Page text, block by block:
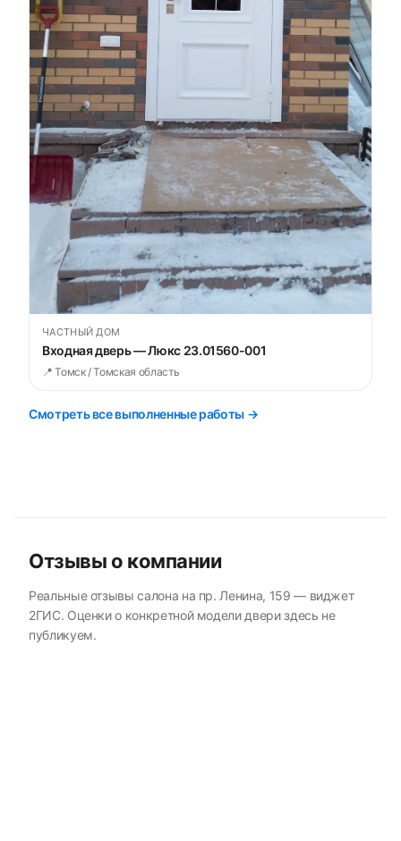
ЧАСТНЫЙ ДОМ
Входная дверь — Люкс 23.01560-001
📍 Томск / Томская область
Смотреть все выполненные работы →
Отзывы о компании
Реальные отзывы салона на пр. Ленина, 159 — виджет
2ГИС. Оценки о конкретной модели двери здесь не
публикуем.